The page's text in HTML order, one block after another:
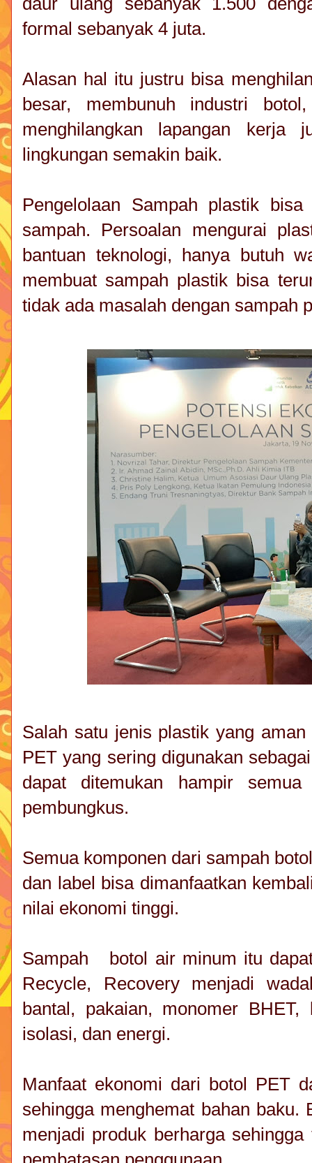
formal sebanyak 4 juta.
Alasan hal itu justru bisa
besar, membunuh industri
menghilangkan lapangan kerja
lingkungan semakin baik.
Pengelolaan Sampah plastik
sampah. Persoalan mengurai
bantuan teknologi, hanya butuh
membuat sampah plastik bisa
tidak ada masalah dengan sampah
Salah satu jenis plastik yang
PET yang sering digunakan
dapat ditemukan hampir
pembungkus.
Semua komponen dari sampah
dan label bisa dimanfaatkan
nilai ekonomi tinggi.
Sampah botol air minum itu
Recycle, Recovery menjadi
bantal, pakaian, monomer
isolasi, dan energi.
Manfaat ekonomi dari botol PET
sehingga menghemat bahan
menjadi produk berharga